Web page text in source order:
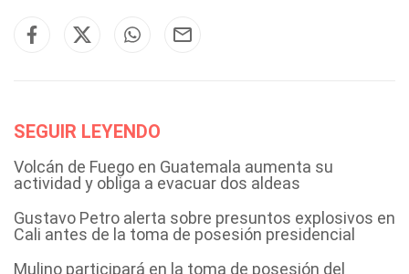
SEGUIR LEYENDO
Volcán de Fuego en Guatemala aumenta su
actividad y obliga a evacuar dos aldeas
Gustavo Petro alerta sobre presuntos explosivos en
Cali antes de la toma de posesión presidencial
Mulino participará en la toma de posesión del